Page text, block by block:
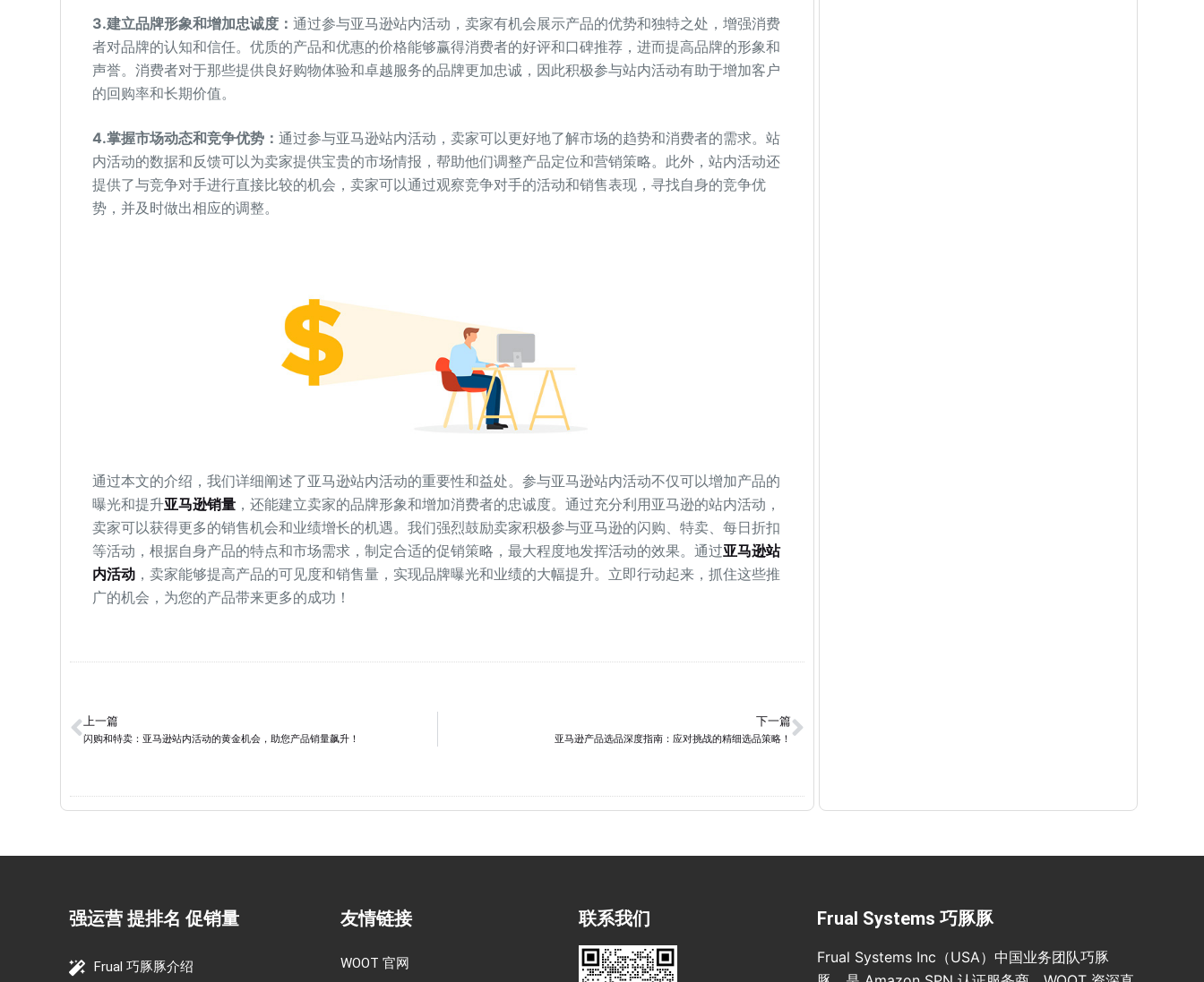
3.建立品牌形象和增加忠诚度： 通过参与亚马逊站内活动，卖家有机会展示产品的优势和独特之处，增强消费
者对品牌的认知和信任。优质的产品和优惠的价格能够赢得消费者的好评和口碑推荐，进而提高品牌的形象和
声誉。消费者对于那些提供良好购物体验和卓越服务的品牌更加忠诚，因此积极参与站内活动有助于增加客户
的回购率和长期价值。
4.掌握市场动态和竞争优势： 通过参与亚马逊站内活动，卖家可以更好地了解市场的趋势和消费者的需求。站
内活动的数据和反馈可以为卖家提供宝贵的市场情报，帮助他们调整产品定位和营销策略。此外，站内活动还
提供了与竞争对手进行直接比较的机会，卖家可以通过观察竞争对手的活动和销售表现，寻找自身的竞争优
势，并及时做出相应的调整。
通过本文的介绍，我们详细阐述了亚马逊站内活动的重要性和益处。参与亚马逊站内活动不仅可以增加产品的
曝光和提升亚马逊销量，还能建立卖家的品牌形象和增加消费者的忠诚度。通过充分利用亚马逊的站内活动，
卖家可以获得更多的销售机会和业绩增长的机遇。我们强烈鼓励卖家积极参与亚马逊的闪购、特卖、每日折扣
等活动，根据自身产品的特点和市场需求，制定合适的促销策略，最大程度地发挥活动的效果。通过亚马逊站
内活动，卖家能够提高产品的可见度和销售量，实现品牌曝光和业绩的大幅提升。立即行动起来，抓住这些推
广的机会，为您的产品带来更多的成功！
上一篇
闪购和特卖：亚马逊站内活动的黄金机会，助您产品销量飙升！
下一篇
亚马逊产品选品深度指南：应对挑战的精细选品策略！
强运营 提排名 促销量
Frual 巧豚豚介绍
友情链接
WOOT 官网
联系我们 Frual Systems 巧豚豚
Frual Systems Inc（USA）中国业务团队巧豚